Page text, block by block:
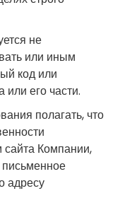
не
или иным
код или
его части.
полагать, что
Компании,
письменное
адресу